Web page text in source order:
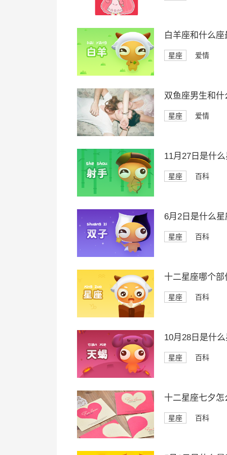
白羊座和什么座
星座 爱情
双鱼座男生和什
星座 爱情
11月27日是什
星座 百科
6月2日是什么星
星座 百科
十二星座哪个部
星座 百科
10月28日是什
星座 百科
十二星座七夕怎
星座 百科